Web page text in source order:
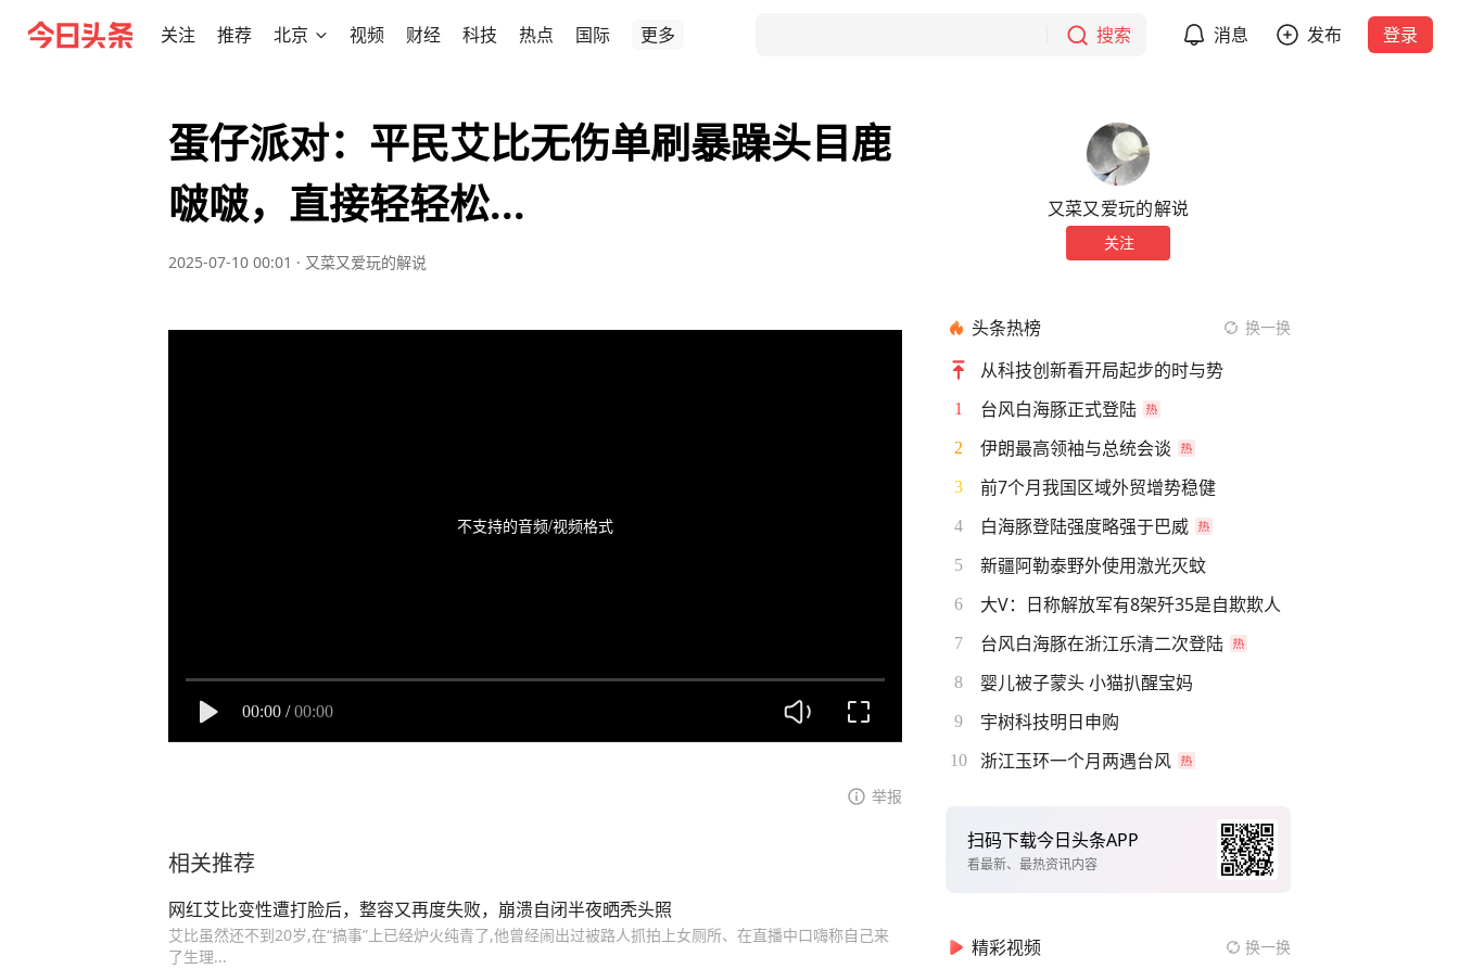
关注 推荐 北京 视频 财经 科技 热点 国际 更多 搜索 消息 发布 登录
蛋仔派对：平民艾比无伤单刷暴躁头目鹿
啵啵，直接轻轻松...
2025-07-10 00:01 · 又菜又爱玩的解说
不支持的音频/视频格式
00:00 / 00:00
举报
相关推荐
网红艾比变性遭打脸后，整容又再度失败，崩溃自闭半夜晒秃头照
艾比虽然还不到20岁,在“搞事”上已经炉火纯青了,他曾经闹出过被路人抓拍上女厕所、在直播中口嗨称自己来
了生理...
又菜又爱玩的解说
关注
头条热榜 换一换
从科技创新看开局起步的时与势
1 台风白海豚正式登陆
2 伊朗最高领袖与总统会谈
3 前7个月我国区域外贸增势稳健
4 白海豚登陆强度略强于巴威
5 新疆阿勒泰野外使用激光灭蚊
6 大V：日称解放军有8架歼35是自欺欺人
7 台风白海豚在浙江乐清二次登陆
8 婴儿被子蒙头 小猫扒醒宝妈
9 宇树科技明日申购
10 浙江玉环一个月两遇台风
扫码下载今日头条APP
看最新、最热资讯内容
精彩视频 换一换